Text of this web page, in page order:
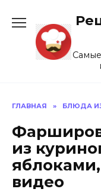
содержанию
ГЛАВНАЯ » БЛЮДА
из
видео